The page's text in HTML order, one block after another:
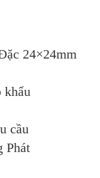
24×24mm
khẩu
cầu
Phát